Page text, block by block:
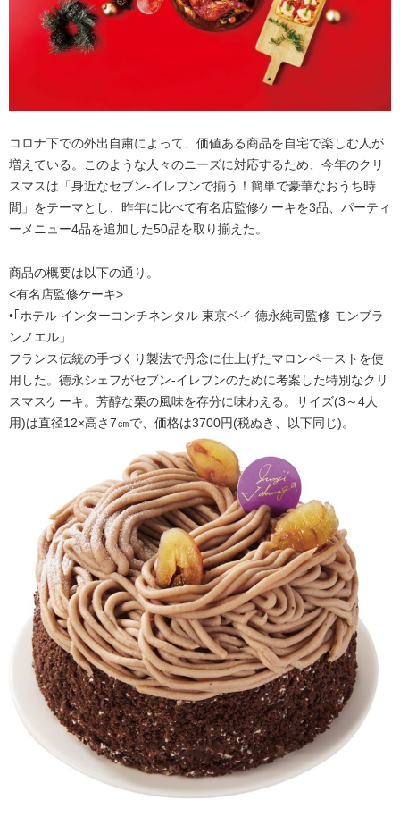
コロナ下での外出自粛によって、価値ある商品を自宅で楽しむ人が
増えている。このような人々のニーズに対応するため、今年のクリ
スマスは「身近なセブン‐イレブンで揃う！簡単で豪華なおうち時
間」をテーマとし、昨年に比べて有名店監修ケーキを3品、パーティ
ーメニュー4品を追加した50品を取り揃えた。
商品の概要は以下の通り。
<有名店監修ケーキ>
•｢ホテル インターコンチネンタル 東京ベイ 德永純司監修 モンブラ
ンノエル」
フランス伝統の手づくり製法で丹念に仕上げたマロンペーストを使
用した。德永シェフがセブン‐イレブンのために考案した特別なクリ
スマスケーキ。芳醇な栗の風味を存分に味わえる。サイズ(3～4人
用)は直径12×高さ7㎝で、価格は3700円(税ぬき、以下同じ)。